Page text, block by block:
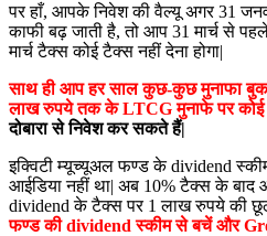
पर हाँ, आपके निवेश की वैल्यू अगर 31
काफी बढ़ जाती है, तो आप 31 मार्च से
मार्च टैक्स कोई टैक्स नहीं देना होगा|
साथ ही आप हर साल कुछ-कुछ मुनाफा
लाख रुपये तक के LTCG मुनाफे पर
दोबारा से निवेश कर सकते हैं|
इक्विटी म्यूच्यूअल फण्ड के dividend
आईडिया नहीं था| अब 10% टैक्स के बाद
dividend के टैक्स पर 1 लाख रुपये की
फण्ड की dividend स्कीम से बचें और